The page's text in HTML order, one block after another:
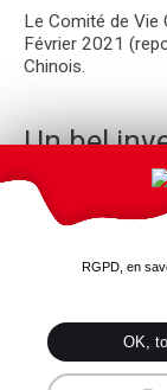
Le Comité de Vie
Février 2021
Chinois.
Un bel
Décorations
élèves, Repas
connaissance
afin de célébrer
à leurs
Xīnnián kuàilè
RGPD, en
OK,